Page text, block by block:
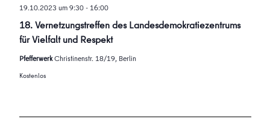
18. Vernetzungstreffen des Landesdemokratiezentrums
für Vielfalt und Respekt
19.10.2023 um 9:30- 16:00
PfefferwerkChristinenstr. 18/19, Berlin
Kostenlos